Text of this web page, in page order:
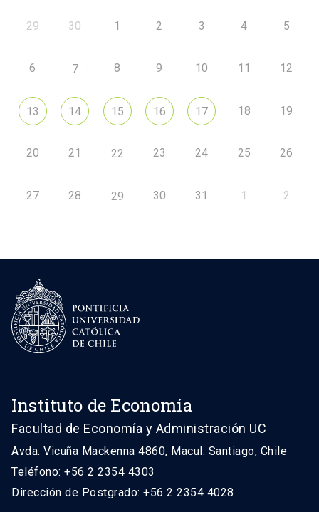
29 30 1 2 3 4 5
6 7 8 9 10 11 12
13 14 15 16 17 18 19
20 21 22 23 24 25 26
27 28 29 30 31 1 2
Instituto de Economía
Facultad de Economía y Administración UC
Avda. Vicuña Mackenna 4860, Macul. Santiago, Chile
Teléfono: +56 2 2354 4303
Dirección de Postgrado: +56 2 2354 4028